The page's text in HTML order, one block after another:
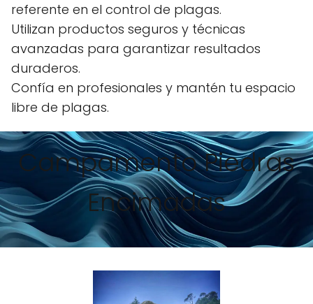
referente en el control de plagas.
Utilizan productos seguros y técnicas
avanzadas para garantizar resultados
duraderos.
Confía en profesionales y mantén tu espacio
libre de plagas.
Campamento Piedras
Encimadas